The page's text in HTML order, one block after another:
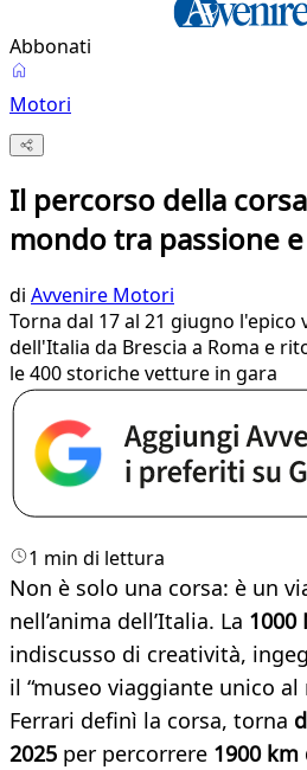
Abbonati
Motori
Il percorso della
mondo tra passione
di Avvenire Motori
Torna dal 17 al 21 giugno l'epico
dell'Italia da Brescia a Roma e
le 400 storiche vetture in gara
1 min di lettura
Non è solo una corsa: è un
nell’anima dell’Italia. La 1000
indiscusso di creatività,
il “museo viaggiante unico al
Ferrari definì la corsa, torna
2025 per percorrere 1900 km